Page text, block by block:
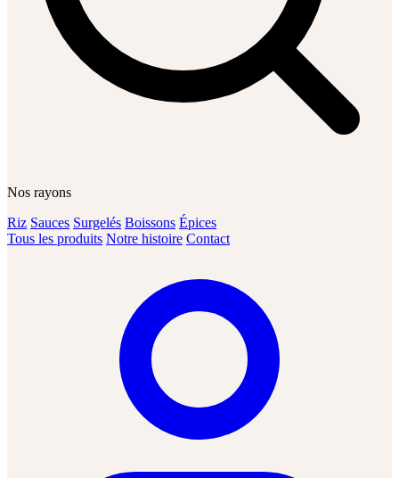
Nos rayons
Riz Sauces Surgelés Boissons Épices
Tous les produits Notre histoire Contact